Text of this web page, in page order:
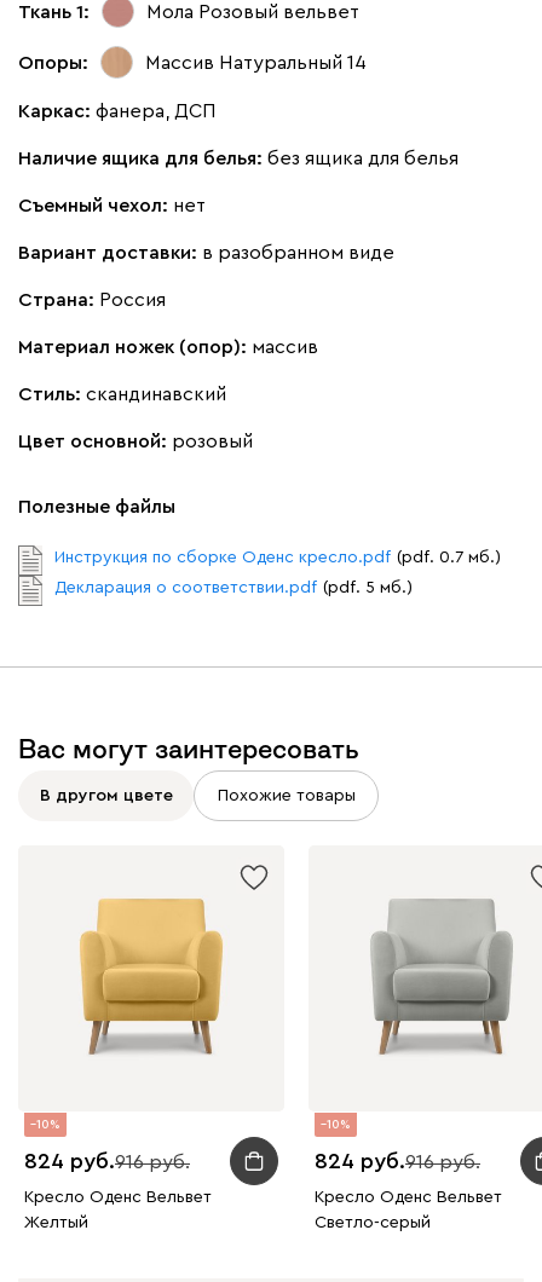
100 130 690 695
Виридис Клэй
Терракота
Ткань 1: Мола Розовый вельвет
Опоры: Массив Натуральный 14
Каркас: фанера, ДСП
Наличие ящика для белья: без ящика для белья
Съемный чехол: нет
Вариант доставки: в разобранном виде
Страна: Россия
Материал ножек (опор): массив
Стиль: скандинавский
Цвет основной: розовый
Полезные файлы
Инструкция по сборке Оденс кресло.pdf (pdf. 0.7 мб.)
Декларация о соответствии.pdf (pdf. 5 мб.)
Вас могут заинтересовать
В другом цвете Похожие товары
10
824 916
Кресло Оденс Вельвет
Желтый
10
824 916
Кресло Оденс Вельвет
Светло-серый